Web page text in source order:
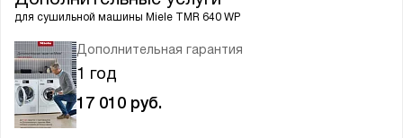
для сушильной машины Miele TMR 640 WP
Дополнительная гарантия
1 год
17 010 руб.